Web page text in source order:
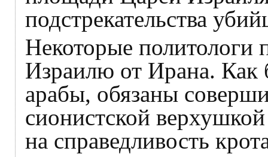
подстрекательства
Некоторые политологи
Израилю от Ирана. Как
арабы, обязаны
сионистской
на справедливость